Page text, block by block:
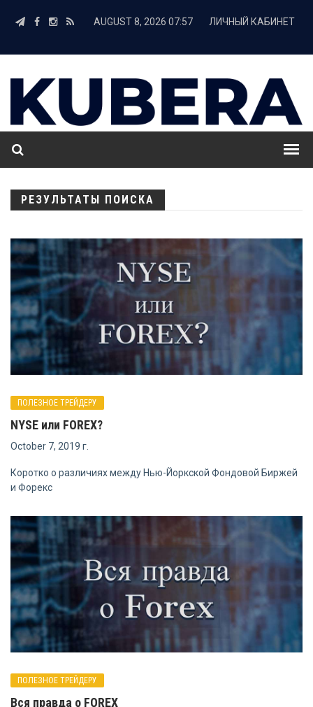
AUGUST 8, 2026 07:57 ЛИЧНЫЙ КАБИНЕТ
РЕЗУЛЬТАТЫ ПОИСКА
ПОЛЕЗНОЕ ТРЕЙДЕРУ
NYSE или FOREX?
October 7, 2019 г.
Коротко о различиях между Нью-Йоркской Фондовой Биржей
и Форекс
ПОЛЕЗНОЕ ТРЕЙДЕРУ
Вся правда о FOREX